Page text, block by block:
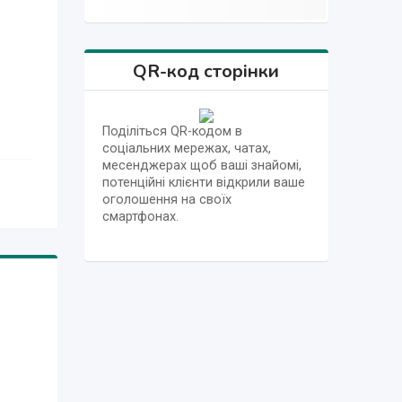
QR-код сторінки
Поділіться QR-кодом в
соціальних мережах, чатах,
месенджерах щоб ваші знайомі,
потенційні клієнти відкрили ваше
оголошення на своїх
смартфонах.